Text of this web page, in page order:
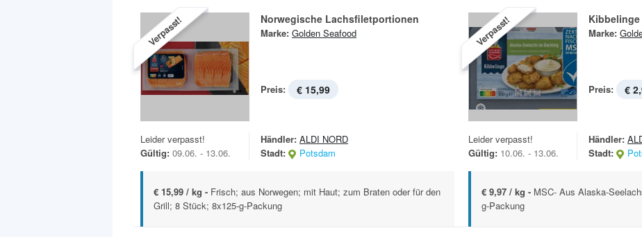
Verpasst! Norwegische Lachsfiletportionen
Marke: Golden Seafood
Preis: € 15,99
Leider verpasst!
Gültig: 09.06. - 13.06.
Händler: ALDI NORD
Stadt:
Potsdam
€ 15,99 / kg - Frisch; aus Norwegen; mit Haut; zum Braten oder für den
Grill; 8 Stück; 8x125-g-Packung
Verpasst! Kibbelinge
Marke:
Preis: €
Leider verpasst!
Gültig: 10.06. - 13.06.
Händler:
Stadt:
€ 9,97 / kg - MSC- Aus Alaska-
g-Packung